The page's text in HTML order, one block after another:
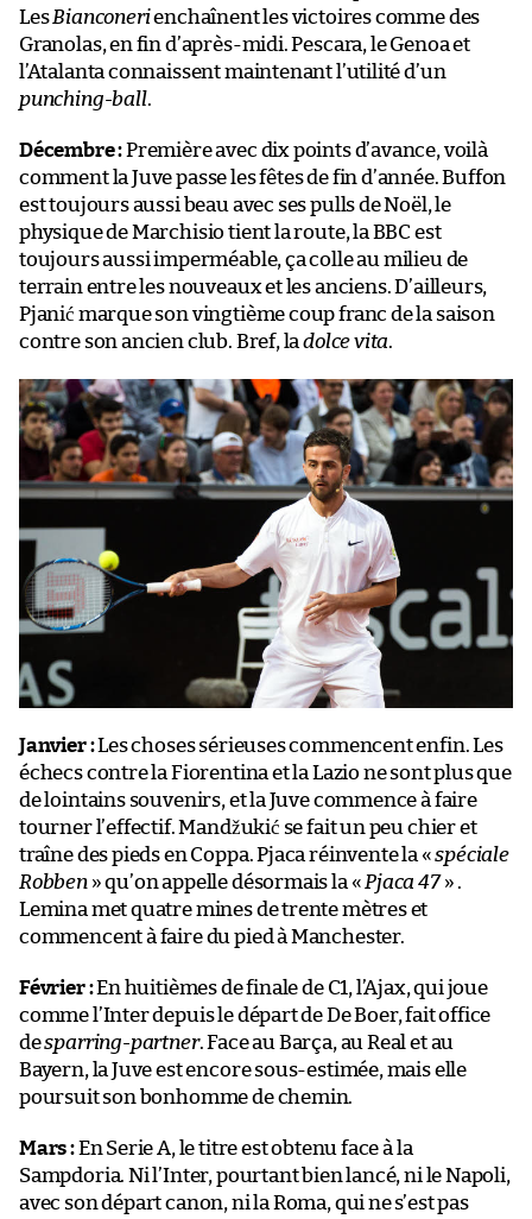
LesBianconerienchaînent les victoires comme des
Granolas, en fin d’après-midi. Pescara, le Genoa et
l’Atalanta connaissent maintenant l’utilité d’un
punching-ball.
Décembre :Première avec dix points d’avance, voilà
comment la Juve passe les fêtes de fin d’année. Buffon
est toujours aussi beau avec ses pulls de Noël, le
physique de Marchisio tient la route, la BBC est
toujours aussi imperméable, ça colle au milieu de
terrain entre les nouveaux et les anciens. D’ailleurs,
Pjanić marque son vingtième coup franc de la saison
contre son ancien club. Bref, ladolce vita.
Janvier :Les choses sérieuses commencent enfin. Les
échecs contre la Fiorentina et la Lazio ne sont plus que
de lointains souvenirs, et la Juve commence à faire
tourner l’effectif. Mandžukić se fait un peu chier et
traîne des pieds en Coppa. Pjaca réinvente la «spéciale
Robben» qu’on appelle désormais la « Pjaca 47» .
Lemina met quatre mines de trente mètres et
commencent à faire du pied à Manchester.
Février :En huitièmes de finale de C1, l’Ajax, qui joue
comme l’Inter depuis le départ de De Boer, fait office
desparring-partner. Face au Barça, au Real et au
Bayern, la Juve est encore sous-estimée, mais elle
poursuit son bonhomme de chemin.
Mars :En Serie A, le titre est obtenu face à la
Sampdoria. Ni l’Inter, pourtant bien lancé, ni le Napoli,
avec son départ canon, ni la Roma, qui ne s’est pas